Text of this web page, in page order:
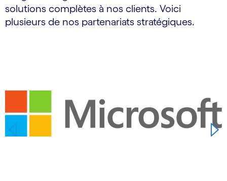
solutions complètes à nos clients. Voici
plusieurs de nos partenariats stratégiques.